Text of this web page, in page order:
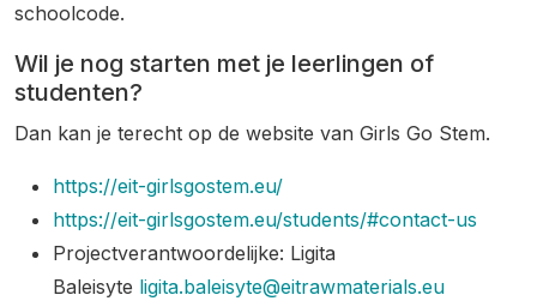
schoolcode.
Wil je nog starten met je leerlingen of
studenten?
Dan kan je terecht op de website van Girls Go Stem.
https://eit-girlsgostem.eu/
https://eit-girlsgostem.eu/students/#contact-us
Projectverantwoordelijke: Ligita
Baleisyte ligita.baleisyte@eitrawmaterials.eu